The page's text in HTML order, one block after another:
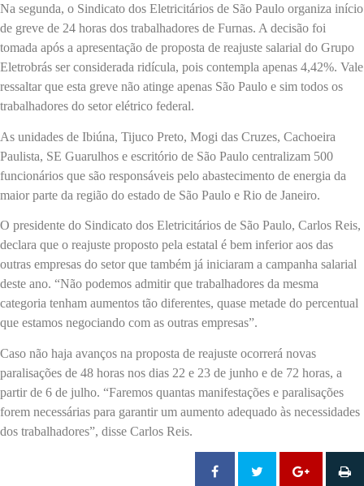
Na segunda, o Sindicato dos Eletricitários de São Paulo organiza início
de greve de 24 horas dos trabalhadores de Furnas. A decisão foi
tomada após a apresentação de proposta de reajuste salarial do Grupo
Eletrobrás ser considerada ridícula, pois contempla apenas 4,42%. Vale
ressaltar que esta greve não atinge apenas São Paulo e sim todos os
trabalhadores do setor elétrico federal.
As unidades de Ibiúna, Tijuco Preto, Mogi das Cruzes, Cachoeira
Paulista, SE Guarulhos e escritório de São Paulo centralizam 500
funcionários que são responsáveis pelo abastecimento de energia da
maior parte da região do estado de São Paulo e Rio de Janeiro.
O presidente do Sindicato dos Eletricitários de São Paulo, Carlos Reis,
declara que o reajuste proposto pela estatal é bem inferior aos das
outras empresas do setor que também já iniciaram a campanha salarial
deste ano. “Não podemos admitir que trabalhadores da mesma
categoria tenham aumentos tão diferentes, quase metade do percentual
que estamos negociando com as outras empresas”.
Caso não haja avanços na proposta de reajuste ocorrerá novas
paralisações de 48 horas nos dias 22 e 23 de junho e de 72 horas, a
partir de 6 de julho. “Faremos quantas manifestações e paralisações
forem necessárias para garantir um aumento adequado às necessidades
dos trabalhadores”, disse Carlos Reis.